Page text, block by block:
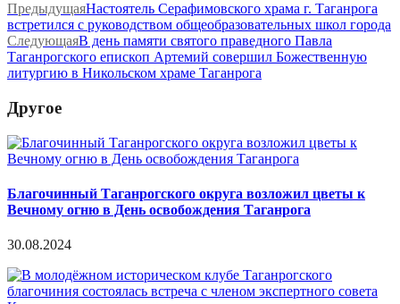
ПредыдущаяНастоятель Серафимовского храма г. Таганрога
встретился с руководством общеобразовательных школ города
СледующаяВ день памяти святого праведного Павла
Таганрогского епископ Артемий совершил Божественную
литургию в Никольском храме Таганрога
Другое
Благочинный Таганрогского округа возложил цветы к
Вечному огню в День освобождения Таганрога
30.08.2024